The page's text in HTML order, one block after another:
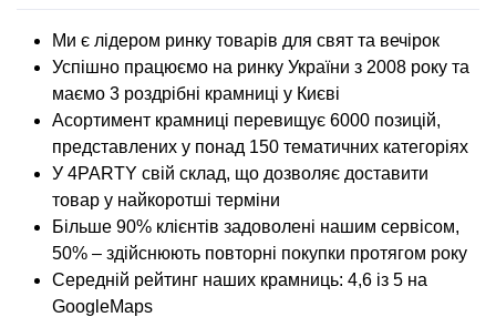
Ми є лідером ринку товарів для свят та вечірок
Успішно працюємо на ринку України з 2008 року та
маємо 3 роздрібні крамниці у Києві
Асортимент крамниці перевищує 6000 позицій,
представлених у понад 150 тематичних категоріях
У 4PARTY свій склад, що дозволяє доставити
товар у найкоротші терміни
Більше 90% клієнтів задоволені нашим сервісом,
50% – здійснюють повторні покупки протягом року
Середній рейтинг наших крамниць: 4,6 із 5 на
GoogleMaps